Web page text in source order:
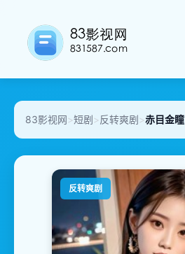
83影视网>短剧> 反转爽剧>赤目金瞳
反转爽剧